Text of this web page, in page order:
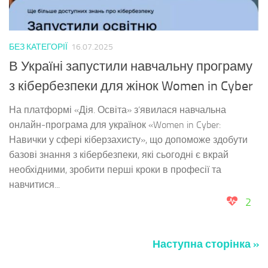
БЕЗ КАТЕГОРІЇ 16.07.2025
В Україні запустили навчальну програму
з кібербезпеки для жінок Women in Cyber
На платформі «Дія. Освіта» з’явилася навчальна
онлайн-програма для українок «Women in Cyber:
Навички у сфері кіберзахисту», що допоможе здобути
базові знання з кібербезпеки, які сьогодні є вкрай
необхідними, зробити перші кроки в професії та
навчитися...
2
Наступна сторінка »